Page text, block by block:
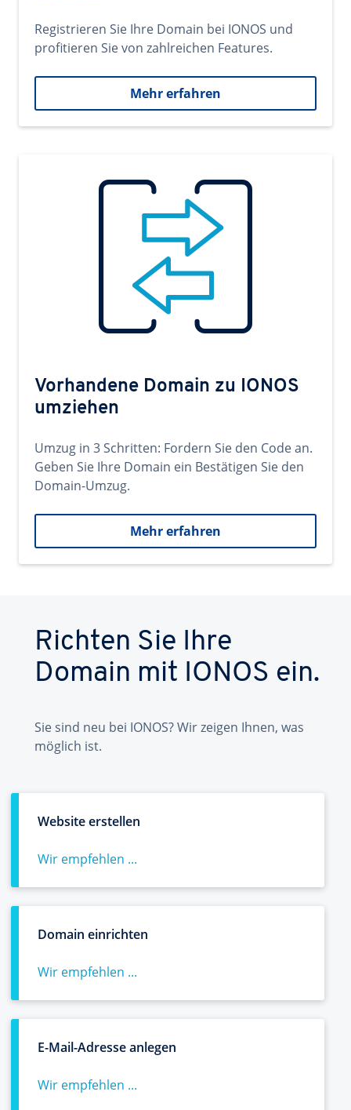
Registrieren Sie Ihre Domain bei IONOS und
profitieren Sie von zahlreichen Features.
Mehr erfahren
Vorhandene Domain zu IONOS
umziehen
Umzug in 3 Schritten: Fordern Sie den Code an.
Geben Sie Ihre Domain ein Bestätigen Sie den
Domain-Umzug.
Mehr erfahren
Richten Sie Ihre
Domain mit IONOS ein.
Sie sind neu bei IONOS? Wir zeigen Ihnen, was
möglich ist.
Website erstellen
Wir empfehlen ...
Domain einrichten
Wir empfehlen ...
E-Mail-Adresse anlegen
Wir empfehlen ...